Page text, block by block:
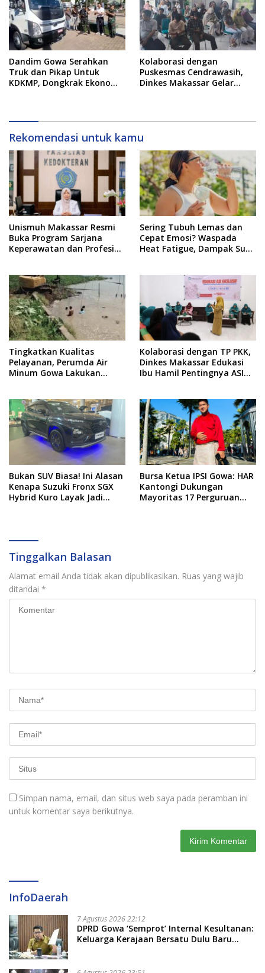
Dandim Gowa Serahkan
Truk dan Pikap Untuk
KDKMP, Dongkrak Ekonomi
Kolaborasi dengan
Puskesmas Cendrawasih,
Dinkes Makassar Gelar
Rekomendasi untuk kamu
Unismuh Makassar Resmi
Buka Program Sarjana
Keperawatan dan Profesi
Sering Tubuh Lemas dan
Cepat Emosi? Waspada
Heat Fatigue, Dampak Suhu
Tingkatkan Kualitas
Pelayanan, Perumda Air
Minum Gowa Lakukan
Kolaborasi dengan TP PKK,
Dinkes Makassar Edukasi
Ibu Hamil Pentingnya ASI
Bukan SUV Biasa! Ini Alasan
Kenapa Suzuki Fronx SGX
Hybrid Kuro Layak Jadi
Bursa Ketua IPSI Gowa: HAR
Kantongi Dukungan
Mayoritas 17 Perguruan
Tinggalkan Balasan
Alamat email Anda tidak akan dipublikasikan. Ruas yang wajib
ditandai *
Simpan nama, email, dan situs web saya pada peramban ini
untuk komentar saya berikutnya.
InfoDaerah
7 Agustus 2026 22:12
DPRD Gowa ‘Semprot’ Internal Kesultanan:
Keluarga Kerajaan Bersatu Dulu Baru